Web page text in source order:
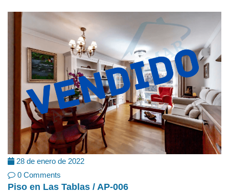
28 de enero de 2022
0 Comments
Piso en Las Tablas / AP-006